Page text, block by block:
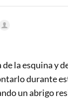
la esquina y
durante
un abrigo